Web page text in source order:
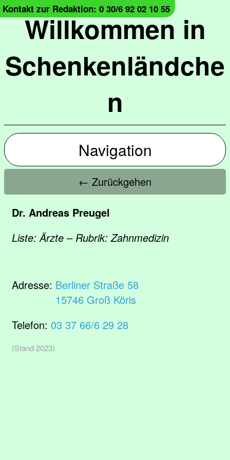
Willkommen in
Schenkenländche
n
Kontakt zur Redaktion: 0 30/6 92 02 10 55
Navigation
← Zurückgehen
Dr. Andreas Preugel
Liste: Ärzte – Rubrik: Zahnmedizin
Adresse: Berliner Straße 58
15746 Groß Köris
Telefon: 03 37 66/6 29 28
(Stand 2023)